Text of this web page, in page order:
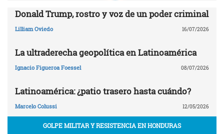
Donald Trump, rostro y voz de un poder criminal
Lilliam Oviedo 16/07/2026
La ultraderecha geopolítica en Latinoamérica
Ignacio Figueroa Foessel 08/07/2026
Latinoamérica: ¿patio trasero hasta cuándo?
Marcelo Colussi 12/05/2026
GOLPE MILITAR Y RESISTENCIA EN HONDURAS